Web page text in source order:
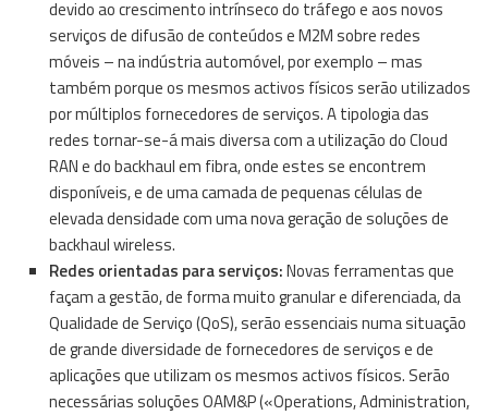
devido ao crescimento intrínseco do tráfego e aos novos
serviços de difusão de conteúdos e M2M sobre redes
móveis – na indústria automóvel, por exemplo – mas
também porque os mesmos activos físicos serão utilizados
por múltiplos fornecedores de serviços. A tipologia das
redes tornar-se-á mais diversa com a utilização do Cloud
RAN e do backhaul em fibra, onde estes se encontrem
disponíveis, e de uma camada de pequenas células de
elevada densidade com uma nova geração de soluções de
backhaul wireless.
Redes orientadas para serviços:Novas ferramentas que
façam a gestão, de forma muito granular e diferenciada, da
Qualidade de Serviço (QoS), serão essenciais numa situação
de grande diversidade de fornecedores de serviços e de
aplicações que utilizam os mesmos activos físicos. Serão
necessárias soluções OAM&P («Operations, Administration,